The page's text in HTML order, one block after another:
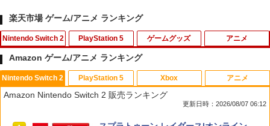
楽天市場 ゲーム/アニメ ランキング
Nintendo Switch 2
1
【 Nintendo Switch2 ケース対応 】Swi
tch2用 ケース 専用収納ボックス フルセ
ット対応ケース 防水ナイロン スイッチ
PlayStation 5
1
【送料無料】(18in1)PS5 コントローラ
ー 修理 ps5 コントローラー 修理キット
ps5 コントローラー ゴム 交換 導電性 L1
ゲームグッズ
1
【中古】学園へヴン おかわりっ! ベスト
版
アニメ
1
【中古】Blu-ray▼メアリーと秘密の王
国 3D ブルーレイディスク 3D再生専用
レンタル落ち ケース無
Amazon ゲーム/アニメ ランキング
Nintendo Switch 2
Amazon Nintendo Switch 2 販売ランキング
更新日時：2026/08/07 06:12
PlayStation 5 Xbox アニメ